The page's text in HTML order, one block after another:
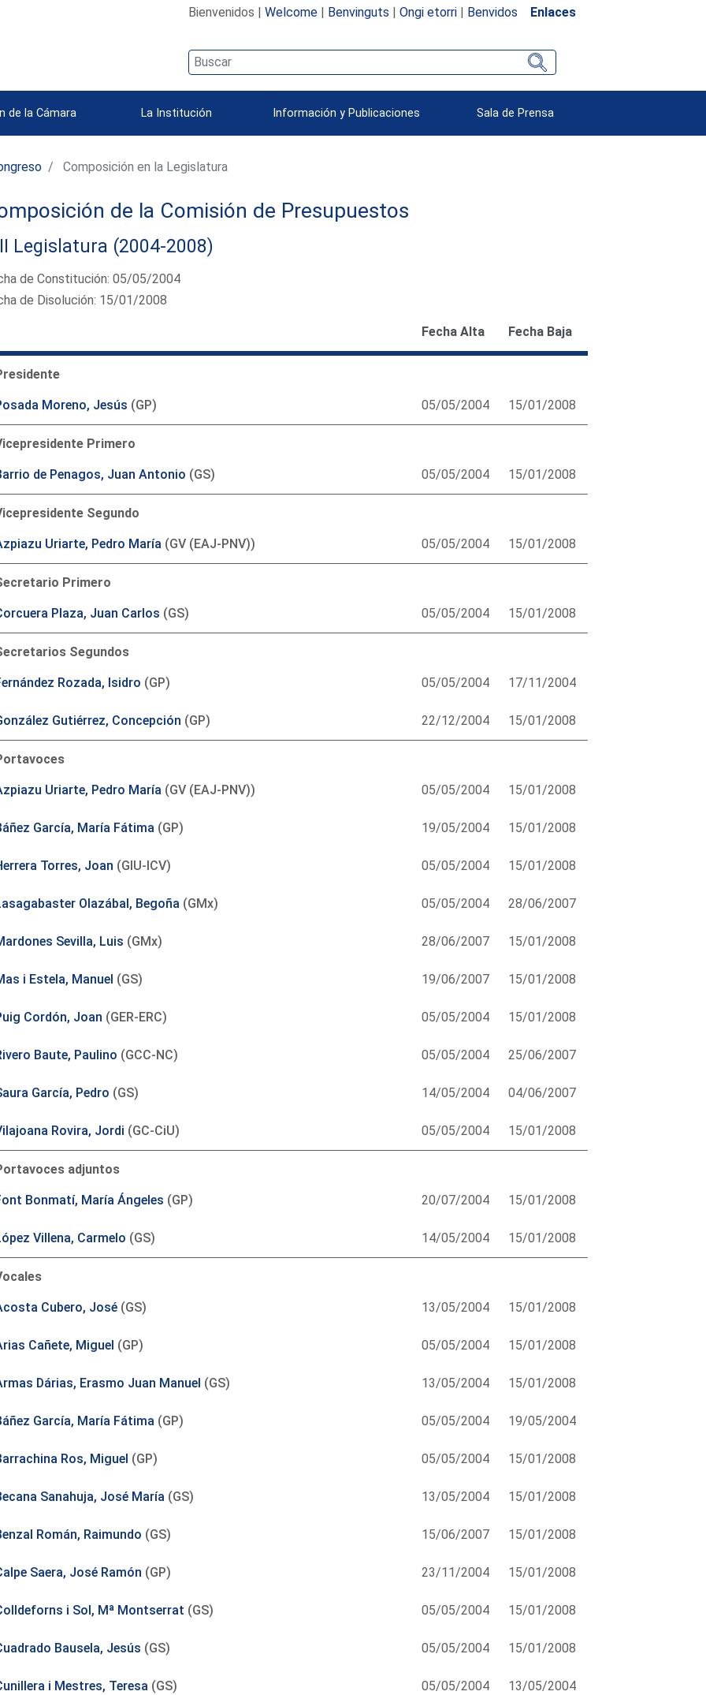
Bienvenidos | Welcome| Benvinguts | Ongi etorri| Benvidos Enlaces
de la Cámara La Institución Información y Publicaciones Sala de Prensa
Composición en la Legislatura
de la Comisión de Presupuestos
Legislatura (2004-2008)
de Constitución: 05/05/2004
de Disolución: 15/01/2008
Fecha Alta Fecha Baja
Moreno, Jesús (GP) 05/05/2004 15/01/2008
Primero
de Penagos, Juan Antonio (GS) 05/05/2004 15/01/2008
Segundo
Uriarte, Pedro María (GV (EAJ-PNV)) 05/05/2004 15/01/2008
Primero
Plaza, Juan Carlos (GS) 05/05/2004 15/01/2008
Segundos
Rozada, Isidro (GP) 05/05/2004 17/11/2004
Gutiérrez, Concepción (GP) 22/12/2004 15/01/2008
Uriarte, Pedro María (GV (EAJ-PNV)) 05/05/2004 15/01/2008
García, María Fátima (GP) 19/05/2004 15/01/2008
Torres, Joan (GIU-ICV) 05/05/2004 15/01/2008
Olazábal, Begoña (GMx) 05/05/2004 28/06/2007
Sevilla, Luis (GMx) 28/06/2007 15/01/2008
i Estela, Manuel (GS) 19/06/2007 15/01/2008
Cordón, Joan (GER-ERC) 05/05/2004 15/01/2008
Baute, Paulino (GCC-NC) 05/05/2004 25/06/2007
García, Pedro (GS) 14/05/2004 04/06/2007
Rovira, Jordi (GC-CiU) 05/05/2004 15/01/2008
adjuntos
Bonmatí, María Ángeles (GP) 20/07/2004 15/01/2008
Villena, Carmelo (GS) 14/05/2004 15/01/2008
Cubero, José(GS) 13/05/2004 15/01/2008
Cañete, Miguel (GP) 05/05/2004 15/01/2008
Dárias, Erasmo Juan Manuel (GS) 13/05/2004 15/01/2008
García, María Fátima (GP) 05/05/2004 19/05/2004
Ros, Miguel (GP) 05/05/2004 15/01/2008
Sanahuja, José María (GS) 13/05/2004 15/01/2008
Román, Raimundo (GS) 15/06/2007 15/01/2008
Saera, José Ramón (GP) 23/11/2004 15/01/2008
i Sol, Mª Montserrat (GS) 05/05/2004 15/01/2008
Bausela, Jesús (GS) 05/05/2004 15/01/2008
i Mestres, Teresa (GS) 05/05/2004 13/05/2004